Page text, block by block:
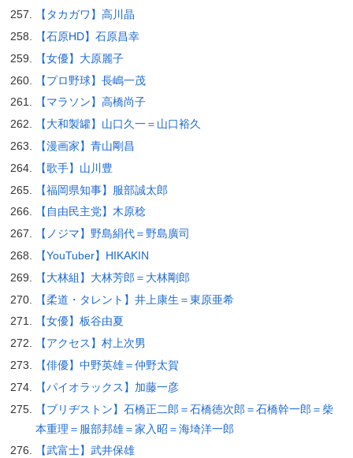
【タカガワ】高川晶
【石原HD】石原昌幸
【女優】大原麗子
【プロ野球】長嶋一茂
【マラソン】高橋尚子
【大和製罐】山口久一＝山口裕久
【漫画家】青山剛昌
【歌手】山川豊
【福岡県知事】服部誠太郎
【自由民主党】木原稔
【ノジマ】野島絹代＝野島廣司
【YouTuber】HIKAKIN
【大林組】大林芳郎＝大林剛郎
【柔道・タレント】井上康生＝東原亜希
【女優】板谷由夏
【アクセス】村上次男
【俳優】中野英雄＝仲野太賀
【パイオラックス】加藤一彦
【ブリヂストン】石橋正二郎＝石橋徳次郎＝石橋幹一郎＝柴
本重理＝服部邦雄＝家入昭＝海埼洋一郎
【武富士】武井保雄